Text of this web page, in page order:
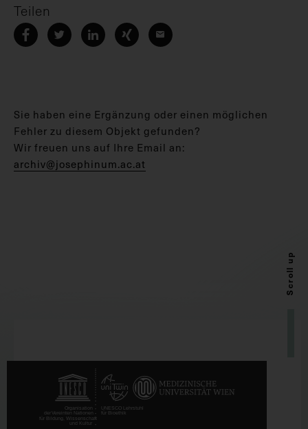
Teilen
Sie haben eine Ergänzung oder einen möglichen
Fehler zu diesem Objekt gefunden?
Wir freuen uns auf Ihre Email an:
archiv@josephinum.ac.at
Scroll up